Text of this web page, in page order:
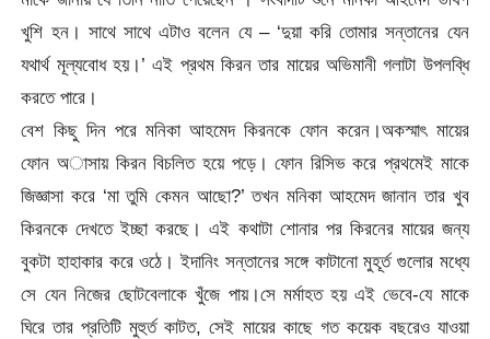
খুশি হন। সাথে সাথে এটাও বলেন যে – ‘দুয়া করি তোমার সন্তানের যেন
যথার্থ মূল্যবোধ হয়।’ এই প্রথম কিরন তার মায়ের অভিমানী গলাটা উপলব্ধি
করতে পারে।
বেশ কিছু দিন পরে মনিকা আহমেদ কিরনকে ফোন করেন।অকস্মাৎ মায়ের
ফোন অাসায় কিরন বিচলিত হয়ে পড়ে। ফোন রিসিভ করে প্রথমেই মাকে
জিজ্ঞাসা করে ‘মা তুমি কেমন আছো?’ তখন মনিকা আহমেদ জানান তার খুব
কিরনকে দেখতে ইচ্ছা করছে। এই কথাটা শোনার পর কিরনের মায়ের জন্য
বুকটা হাহাকার করে ওঠে। ইদানিং সন্তানের সঙ্গে কাটানো মুহূর্ত গুলোর মধ্যে
সে যেন নিজের ছোটবেলাকে খুঁজে পায়।সে মর্মাহত হয় এই ভেবে-যে মাকে
ঘিরে তার প্রতিটি মুহুর্ত কাটত, সেই মায়ের কাছে গত কয়েক বছরেও যাওয়া